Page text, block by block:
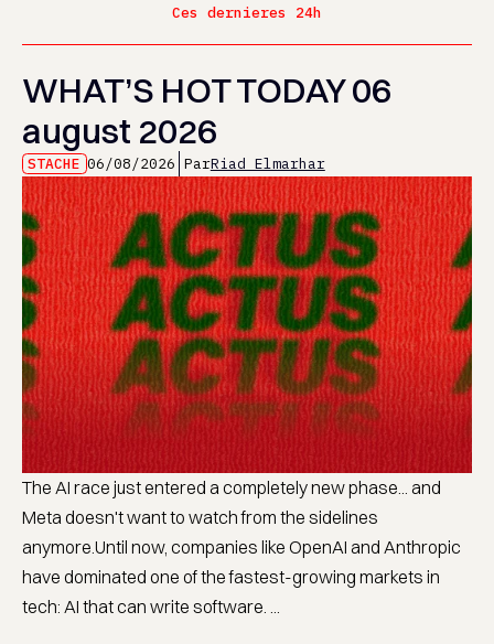
Ces dernieres 24h
WHAT’S HOT TODAY 06
august 2026
STACHE 06/08/2026 ParRiad Elmarhar
The AI race just entered a completely new phase... and
Meta doesn't want to watch from the sidelines
anymore.Until now, companies like OpenAI and Anthropic
have dominated one of the fastest-growing markets in
tech: AI that can write software. ...